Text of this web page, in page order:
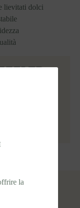
lievitati dolci
ED
la